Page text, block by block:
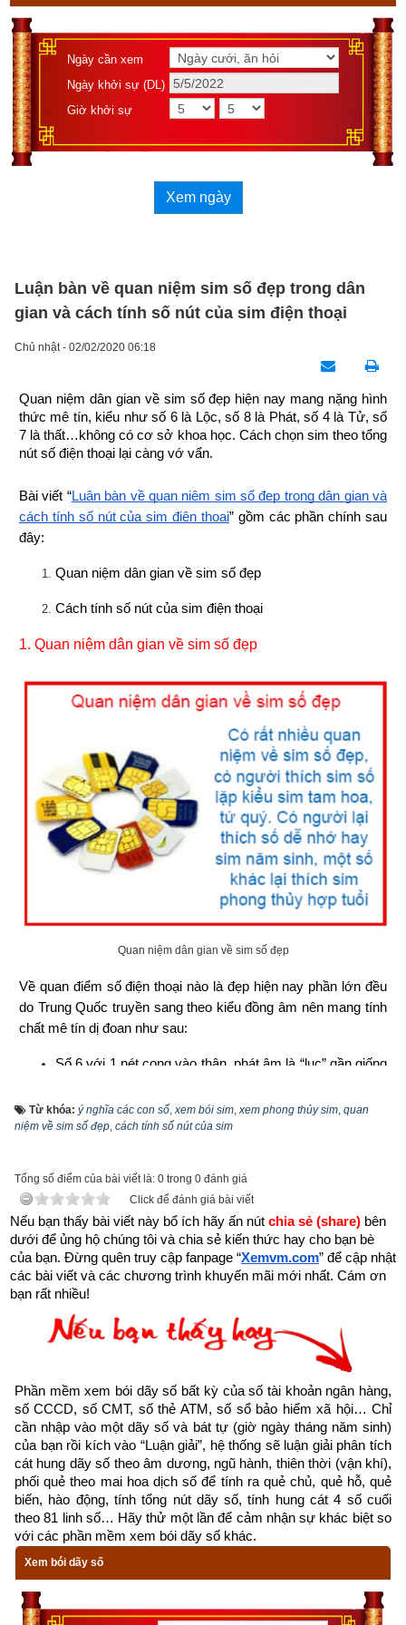
Ngày cần xem
Ngày khởi sự (DL)
Giờ khởi sự
Xem ngày
Luận bàn về quan niệm sim số đẹp trong dân
gian và cách tính số nút của sim điện thoại
Chủ nhật - 02/02/2020 06:18
Quan niệm dân gian về sim số đẹp hiện nay mang nặng hình
thức mê tín, kiểu như số 6 là Lộc, số 8 là Phát, số 4 là Tử, số
7 là thất…không có cơ sở khoa học. Cách chọn sim theo tổng
nút số điện thoại lại càng vớ vẩn.
Bài viết “Luận bàn về quan niệm sim số đẹp trong dân gian và
cách tính số nút của sim điện thoại” gồm các phần chính sau
đây:
Quan niệm dân gian về sim số đẹp
Cách tính số nút của sim điện thoại
1. Quan niệm dân gian về sim số đẹp
Quan niệm dân gian về sim số đẹp
Về quan điểm số điện thoại nào là đẹp hiện nay phần lớn đều
do Trung Quốc truyền sang theo kiểu đồng âm nên mang tính
chất mê tín dị đoan như sau:
Số 6 với 1 nét cong vào thân, phát âm là “lục” gần giống
bị ngăn trở, một mạch không ngừng tấn tới. Vì vậy số 6
là may mắn, lộc sẽ chảy vào nhà.
như cuộc đời mỗi con người, càng ngày càng làm ăn
phát đạt. Ngoài ra nó phát âm là “Bát” gần giống với
Phát nên được coi là con số may mắn, tượng trưng cho
việc phát tài, phát đạt, là sự phát triển. Vì vậy rất nhiều
người thích sử dụng số 8 vì ý nghĩa số 8 mang lại tài lộc
cho người dùng.
Số 4 có cách phát âm tiếng giống với “Tử” (chết) nên bị
coi là con số không may mắn.
số 7 phát âm là “Thất” gần âm với thất bại, thất bát nên
số 7 là con số không may mắn.
…
Tùy theo tôn giáo, văn hóa, dân tộc mà mỗi con số có ý nghĩa
riêng, đối với người này thì số này rất đẹp, còn với người
khác thì lại cho rất xấu. Còn theo tôi quan trọng nhất là con số
đó có hợp phong thủy với mình hay không? Vì vậy tôi đã viết
1 loạt bài viết về ý nghĩa các con số từ 0 đến 9 trong đó chủ
yếu phân tích ý nghĩa của từng số theo phong thủy, tử vi. Bạn
nào quan tâm thì kích vào link ở bên dưới:
Từ khóa: ý nghĩa các con số,xem bói sim,xem phong thủy sim, quan
niệm về sim số đẹp, cách tính số nút của sim
Tổng số điểm của bài viết là: 0 trong 0 đánh giá
Click để đánh giá bài viết
Nếu bạn thấy bài viết này bổ ích hãy ấn nút chia sẻ (share) bên
dưới để ủng hộ chúng tôi và chia sẻ kiến thức hay cho bạn bè
của bạn. Đừng quên truy cập fanpage “Xemvm.com” để cập nhật
các bài viết và các chương trình khuyến mãi mới nhất. Cám ơn
bạn rất nhiều!
Phần mềm xem bói dãy số bất kỳ của số tài khoản ngân hàng,
số CCCD, số CMT, số thẻ ATM, số sổ bảo hiểm xã hội… Chỉ
cần nhập vào một dãy số và bát tự (giờ ngày tháng năm sinh)
của bạn rồi kích vào “Luận giải”, hệ thống sẽ luận giải phân tích
cát hung dãy số theo âm dương, ngũ hành, thiên thời (vận khí),
phối quẻ theo mai hoa dịch số để tính ra quẻ chủ, quẻ hỗ, quẻ
biến, hào động, tính tổng nút dãy số, tính hung cát 4 số cuối
theo 81 linh số… Hãy thử một lần để cảm nhận sự khác biệt so
với các phần mềm xem bói dãy số khác.
Xem bói dãy số